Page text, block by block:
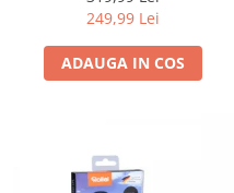
249,99 Lei
ADAUGA IN COS